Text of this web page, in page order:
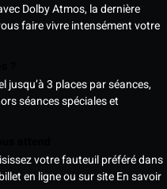
Dolby Atmos, la dernière
faire vivre intensément votre
3 places par séances,
séances spéciales et
votre fauteuil préféré dans
en ligne ou sur siteEn savoir